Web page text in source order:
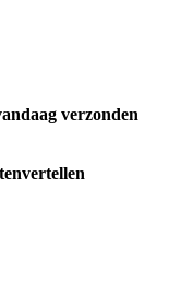
verzonden